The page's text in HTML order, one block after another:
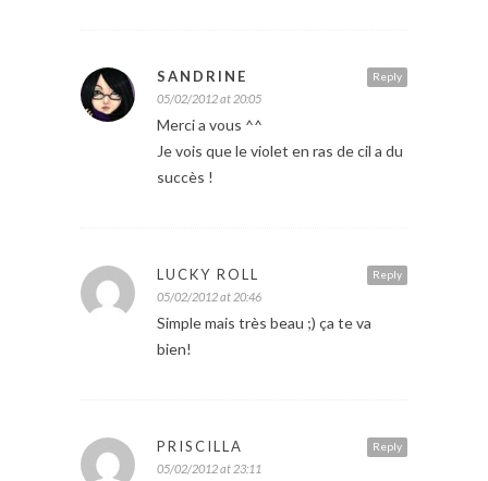
Reply
SANDRINE
05/02/2012 at 20:05
Merci a vous ^^
Je vois que le violet en ras de cil a du
succès !
Reply
LUCKY ROLL
05/02/2012 at 20:46
Simple mais très beau ;) ça te va
bien!
Reply
PRISCILLA
05/02/2012 at 23:11